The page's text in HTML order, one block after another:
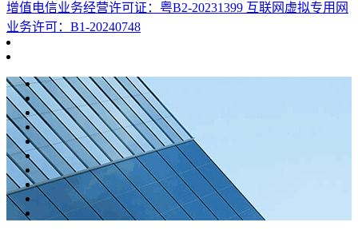
增值电信业务经营许可证：粤B2-20231399 互联网虚拟专用网
业务许可：B1-20240748